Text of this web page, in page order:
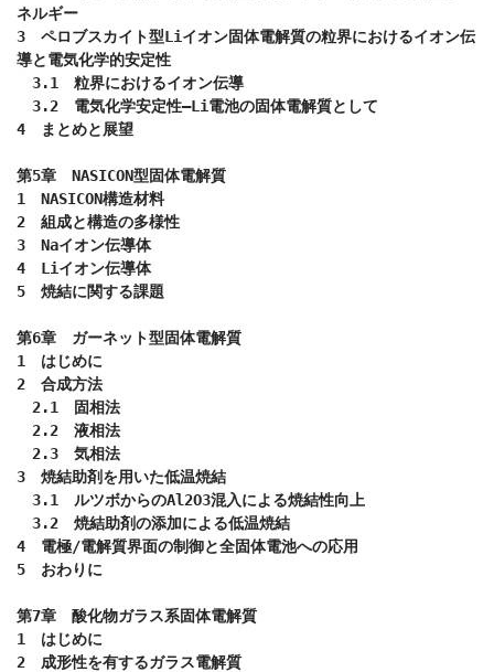
ネルギー
3　ペロブスカイト型Liイオン固体電解質の粒界におけるイオン伝
導と電気化学的安定性
3.1　粒界におけるイオン伝導
3.2　電気化学安定性―Li電池の固体電解質として
4　まとめと展望
第5章　NASICON型固体電解質
1　NASICON構造材料
2　組成と構造の多様性
3　Naイオン伝導体
4　Liイオン伝導体
5　焼結に関する課題
第6章　ガーネット型固体電解質
1　はじめに
2　合成方法
2.1　固相法
2.2　液相法
2.3　気相法
3　焼結助剤を用いた低温焼結
3.1　ルツボからのAl2O3混入による焼結性向上
3.2　焼結助剤の添加による低温焼結
4　電極/電解質界面の制御と全固体電池への応用
5　おわりに
第7章　酸化物ガラス系固体電解質
1　はじめに
2　成形性を有するガラス電解質